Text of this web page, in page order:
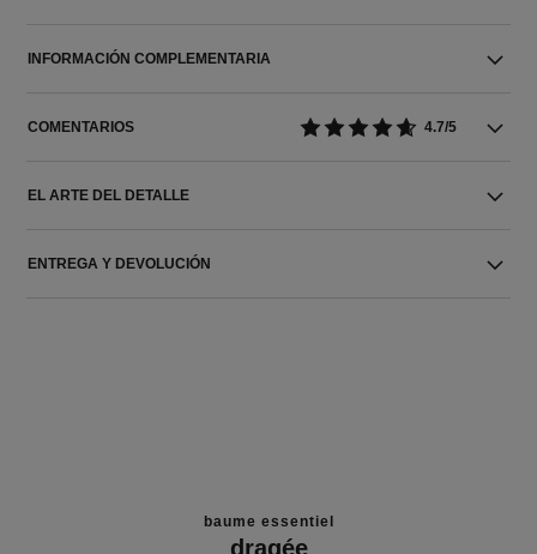
INFORMACIÓN COMPLEMENTARIA
COMENTARIOS 4.7/5
EL ARTE DEL DETALLE
ENTREGA Y DEVOLUCIÓN
baume essentiel
dragée